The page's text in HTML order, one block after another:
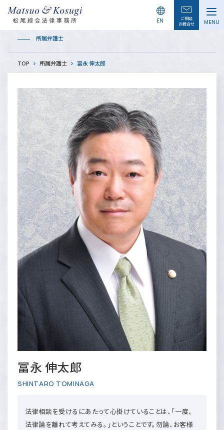
EN
ご相談
お問合せ
MENU
LAWYERS
所属弁護士
TOP 所属弁護士 冨永 伸太郎
冨永 伸太郎
SHINTARO TOMINAGA
法律相談を受けるにあたって心掛けていることは、「一度、
法律論を離れて考えてみる。」ということです。勿論、お客様